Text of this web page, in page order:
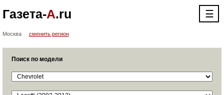
Газета-А.ru ☰
Москва сменить регион
Поиск по модели